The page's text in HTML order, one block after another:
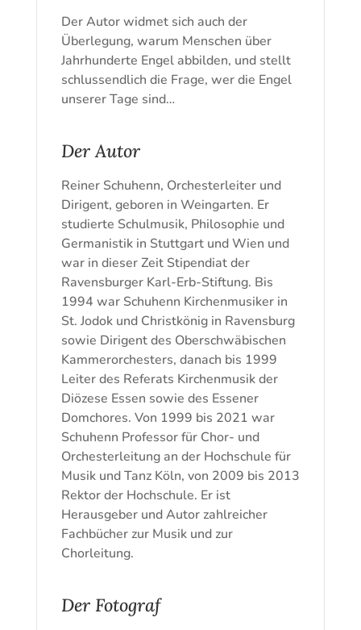
Der Autor widmet sich auch der
Überlegung, warum Menschen über
Jahrhunderte Engel abbilden, und stellt
schlussendlich die Frage, wer die Engel
unserer Tage sind…
Der Autor
Reiner Schuhenn, Orchesterleiter und
Dirigent, geboren in Weingarten. Er
studierte Schulmusik, Philosophie und
Germanistik in Stuttgart und Wien und
war in dieser Zeit Stipendiat der
Ravensburger Karl-Erb-Stiftung. Bis
1994 war Schuhenn Kirchenmusiker in
St. Jodok und Christkönig in Ravensburg
sowie Dirigent des Oberschwäbischen
Kammerorchesters, danach bis 1999
Leiter des Referats Kirchenmusik der
Diözese Essen sowie des Essener
Domchores. Von 1999 bis 2021 war
Schuhenn Professor für Chor- und
Orchesterleitung an der Hochschule für
Musik und Tanz Köln, von 2009 bis 2013
Rektor der Hochschule. Er ist
Herausgeber und Autor zahlreicher
Fachbücher zur Musik und zur
Chorleitung.
Der Fotograf